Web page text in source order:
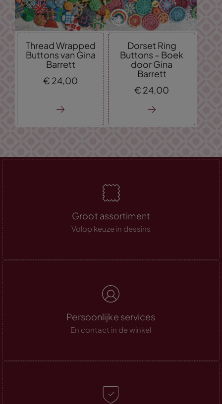
Thread Wrapped
Buttons van Gina
Barrett
€ 24, 00
Dorset Ring
Buttons – Boek
door Gina
Barrett
€ 24, 00
Groot assortiment
Volop keuze in dessins
Persoonlijke services
En contact in de winkel